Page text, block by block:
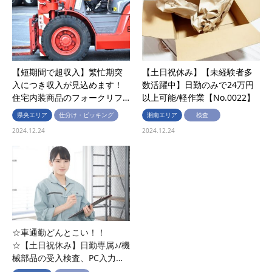
【短期間で超収入】繁忙期突
入につき収入が見込めます！
住宅内装商品のフォークリフ…
県央エリア
仕分け・ピッキング
2024.12.24
【土日祝休み】【未経験者多
数活躍中】日勤のみで24万円
以上可能/軽作業【No.0022】
湘南エリア
検査
2024.12.24
☆車通勤どんとこい！！
☆【土日祝休み】日勤専属♪/機
械部品の受入検査、PC入力…